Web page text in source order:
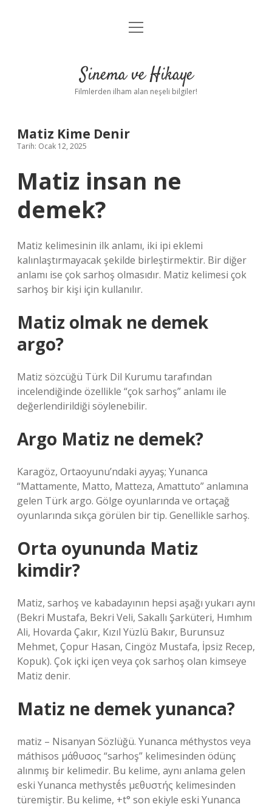
Gizlilik Politikası
Yasal Uyarı
menüyü
Sinema ve Hikaye
Filmlerden ilham alan neşeli bilgiler!
Matiz Kime Denir
Tarih: Ocak 12, 2025
Matiz insan ne
demek?
Matiz kelimesinin ilk anlamı, iki ipi eklemi
kalınlaştırmayacak şekilde birleştirmektir. Bir diğer
anlamı ise çok sarhoş olmasıdır. Matiz kelimesi çok
sarhoş bir kişi için kullanılır.
Matiz olmak ne demek
argo?
Matiz sözcüğü Türk Dil Kurumu tarafından
incelendiğinde özellikle “çok sarhoş” anlamı ile
değerlendirildiği söylenebilir.
Argo Matiz ne demek?
Karagöz, Ortaoyunu’ndaki ayyaş; Yunanca
“Mattamente, Matto, Matteza, Amattuto” anlamına
gelen Türk argo. Gölge oyunlarında ve ortaçağ
oyunlarında sıkça görülen bir tip. Genellikle sarhoş.
Orta oyununda Matiz
kimdir?
Matiz, sarhoş ve kabadayının hepsi aşağı yukarı aynı
(Bekri Mustafa, Bekri Veli, Sakallı Şarküteri, Hımhım
Ali, Hovarda Çakır, Kızıl Yüzlü Bakır, Burunsuz
Mehmet, Çopur Hasan, Cingöz Mustafa, İpsiz Recep,
Kopuk). Çok içki içen veya çok sarhoş olan kimseye
Matiz denir.
Matiz ne demek yunanca?
matiz – Nisanyan Sözlüğü. Yunanca méthystos veya
máthisos μάθυσος “sarhoş” kelimesinden ödünç
alınmış bir kelimedir. Bu kelime, aynı anlama gelen
eski Yunanca methystḗs μεθυστής kelimesinden
türemiştir. Bu kelime, +t° son ekiyle eski Yunanca